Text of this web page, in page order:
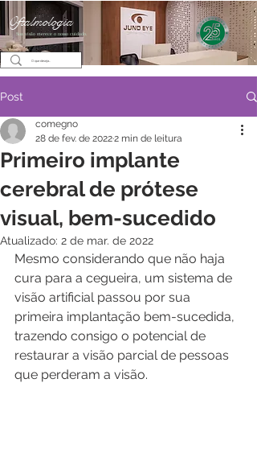
Oftalmologia
Sua visão merece o nosso cuidado.
Post
Primeiro implante
cerebral de prótese
visual, bem-sucedido
comegno
28 de fev. de 20222 min de leitura
Atualizado: 2 de mar. de 2022
Mesmo considerando que não haja
cura para a cegueira, um sistema de
visão artificial passou por sua
primeira implantação bem-sucedida,
trazendo consigo o potencial de
restaurar a visão parcial de pessoas
que perderam a visão.